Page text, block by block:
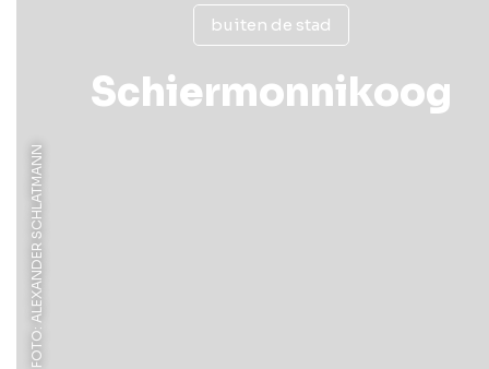
buiten de stad
Schiermonnikoog
FOTO: ALEXANDER SCHLATMANN